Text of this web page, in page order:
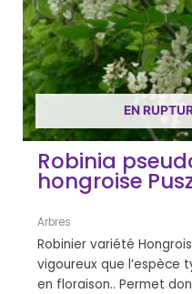
EN
Robinia
hongroise
Arbres
Robinier variété
vigoureux que l’espèce
en floraison.. Permet